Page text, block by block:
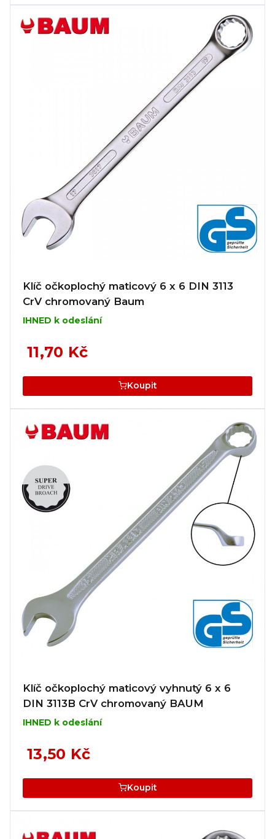
Klíč očkoplochý maticový 6 x 6 DIN 3113
CrV chromovaný Baum
IHNED k odeslání
11,70 Kč
Koupit
Klíč očkoplochý maticový vyhnutý 6 x 6
DIN 3113B CrV chromovaný BAUM
IHNED k odeslání
13,50 Kč
Koupit